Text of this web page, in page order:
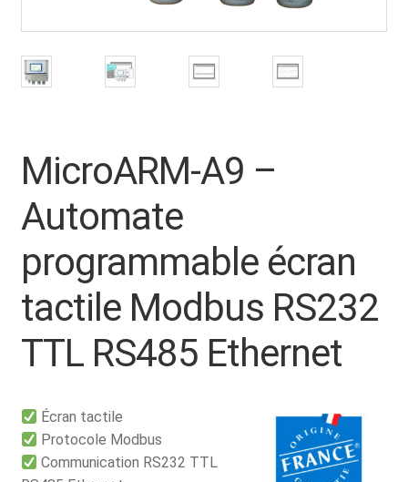
MicroARM-A9 –
Automate
programmable écran
tactile Modbus RS232
TTL RS485 Ethernet
Écran tactile
Protocole Modbus
Communication RS232 TTL